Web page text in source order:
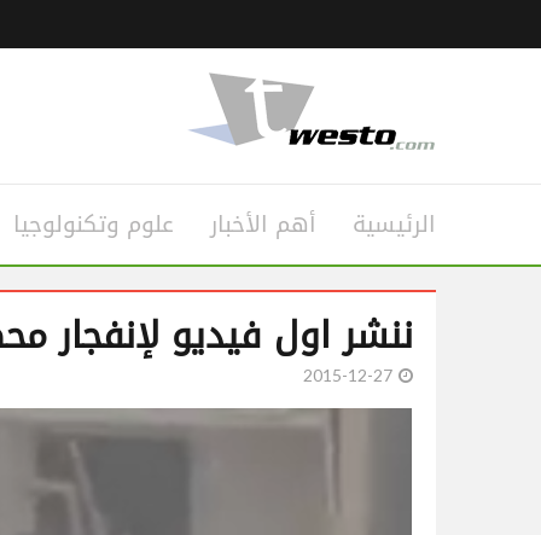
الرئيسية أهم الأخبار علوم وتكنولوجيا
ننشر اول فيديو لإنفجار
2015-12-27